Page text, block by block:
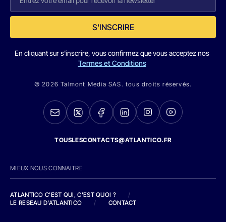
S'INSCRIRE
En cliquant sur s'inscrire, vous confirmez que vous acceptez nos
Termes et Conditions
© 2026 Talmont Media SAS. tous droits réservés.
TOUSLESCONTACTS@ATLANTICO.FR
MIEUX NOUS CONNAITRE
ATLANTICO C'EST QUI, C'EST QUOI ?
/
LE RESEAU D'ATLANTICO
/ CONTACT